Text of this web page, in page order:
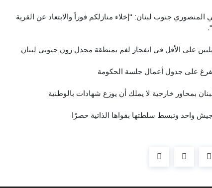
جنوب لبنان: "إخلاء منازلكم فوراً والابتعاد عن القرية
على الأقل في انفجار لغم بمنطقة مجدل زون جنوبي لبنان
على جدول أعمال جلسة الحكومة
بمحاور خارجية لا يملك أن يوزع شهادات بالوطنية
واحد وتبسط سلطتها بقواها الذاتية حصرًا